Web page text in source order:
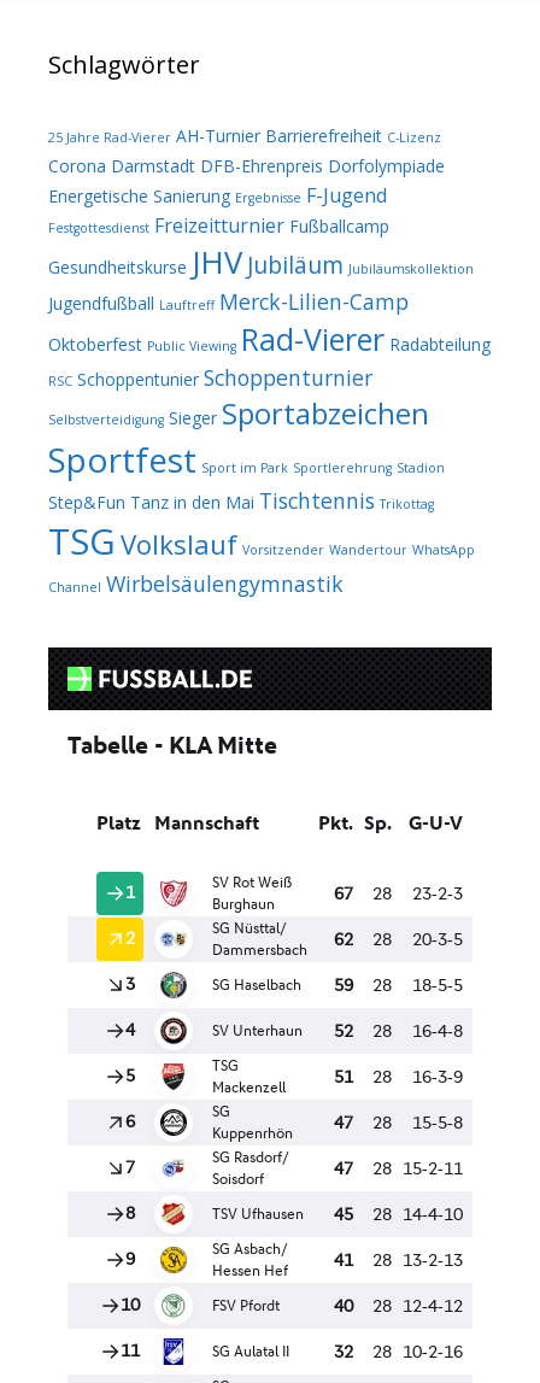
Schlagwörter
25 Jahre Rad-Vierer AH-Turnier Barrierefreiheit C-Lizenz
Corona Darmstadt DFB-Ehrenpreis Dorfolympiade
Energetische Sanierung Ergebnisse F-Jugend
Festgottesdienst Freizeitturnier Fußballcamp
Gesundheitskurse JHV Jubiläum Jubiläumskollektion
Jugendfußball Lauftreff Merck-Lilien-Camp
Oktoberfest Public Viewing Rad-Vierer Radabteilung
RSC Schoppentunier Schoppenturnier
Selbstverteidigung Sieger Sportabzeichen
Sportfest Sport im Park Sportlerehrung Stadion
Step&Fun Tanz in den Mai Tischtennis Trikottag
TSG Volkslauf Vorsitzender Wandertour WhatsApp
Channel Wirbelsäulengymnastik